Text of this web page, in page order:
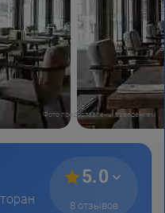
Фото предоставлены заведением
5.0
8 отзывов